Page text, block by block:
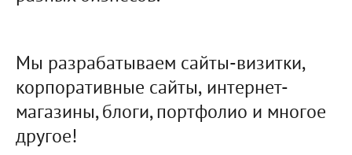
Мы разрабатываем сайты-визитки,
корпоративные сайты, интернет-
магазины, блоги, портфолио и многое
другое!